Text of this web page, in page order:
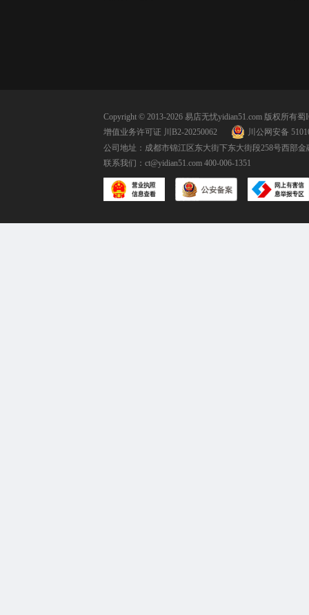
Copyright © 2013-2026 易店无忧yidian51.com 版权所有蜀
增值业务许可证 川B2-20250062
川公网安备
公司地址：成都市锦江区东大街下东大街段258号西部金
联系我们： ct@yidian51.com 400-006-1351